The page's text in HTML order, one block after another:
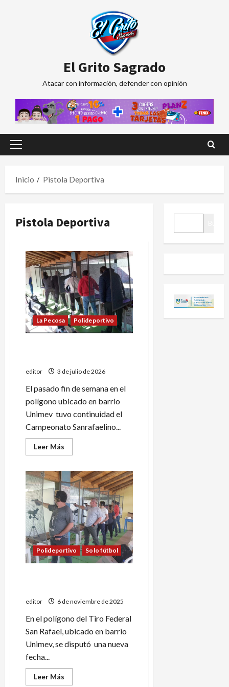
El Grito Sagrado
Atacar con información, defender con opinión
Menú
Inicio
Pistola Deportiva
Pistola Deportiva
La Pecosa Polideportivo
editor 3 de julio de 2026
El pasado fin de semana en el
polígono ubicado en barrio
Unimev tuvo continuidad el
Campeonato Sanrafaelino...
Leer Más
más
Pablo
Tapia
ganó
la
3º
fecha
de
Pistola
Deportiva
Polideportivo Solo fútbol
editor 6 de noviembre de 2025
En el polígono del Tiro Federal
San Rafael, ubicado en barrio
Unimev, se disputó una nueva
fecha...
Leer Más
más